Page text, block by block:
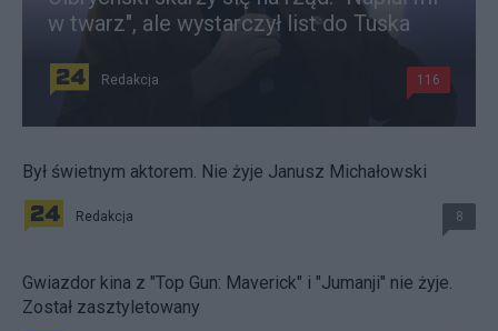
w twarz", ale wystarczył list do Tuska
Redakcja 116
Był świetnym aktorem. Nie żyje Janusz Michałowski
Redakcja 8
Gwiazdor kina z "Top Gun: Maverick" i "Jumanji" nie żyje.
Został zasztyletowany